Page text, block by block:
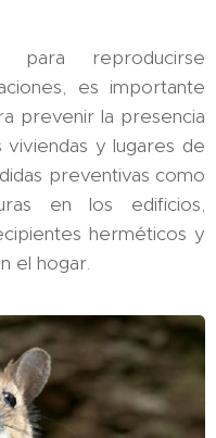
reproducirse
es importante
prevenir la presencia
y lugares de
preventivas como
en los edificios,
herméticos y
el hogar.